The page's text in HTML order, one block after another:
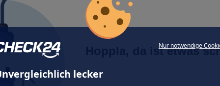
Nur notwendige
lecker
Hoppla, da ist etwas